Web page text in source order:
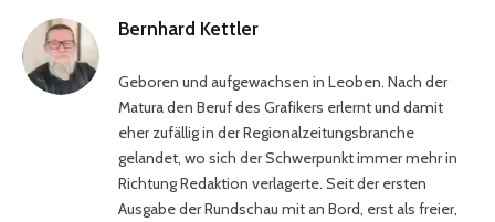
Bernhard Kettler
Geboren und aufgewachsen in Leoben. Nach der
Matura den Beruf des Grafikers erlernt und damit
eher zufällig in der Regionalzeitungsbranche
gelandet, wo sich der Schwerpunkt immer mehr in
Richtung Redaktion verlagerte. Seit der ersten
Ausgabe der Rundschau mit an Bord, erst als freier,